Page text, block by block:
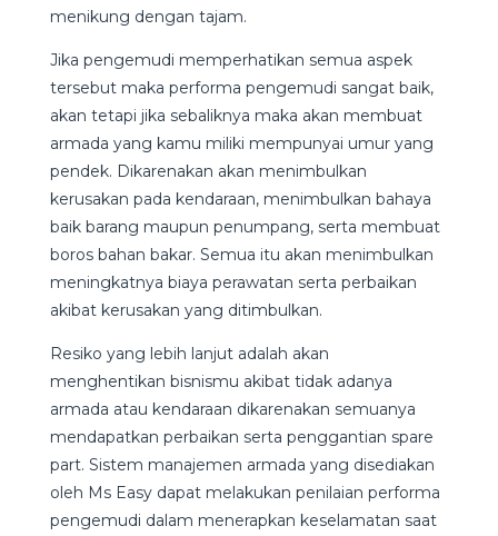
menikung dengan tajam.
Jika pengemudi memperhatikan semua aspek
tersebut maka performa pengemudi sangat baik,
akan tetapi jika sebaliknya maka akan membuat
armada yang kamu miliki mempunyai umur yang
pendek. Dikarenakan akan menimbulkan
kerusakan pada kendaraan, menimbulkan bahaya
baik barang maupun penumpang, serta membuat
boros bahan bakar. Semua itu akan menimbulkan
meningkatnya biaya perawatan serta perbaikan
akibat kerusakan yang ditimbulkan.
Resiko yang lebih lanjut adalah akan
menghentikan bisnismu akibat tidak adanya
armada atau kendaraan dikarenakan semuanya
mendapatkan perbaikan serta penggantian spare
part. Sistem manajemen armada yang disediakan
oleh Ms Easy dapat melakukan penilaian performa
pengemudi dalam menerapkan keselamatan saat